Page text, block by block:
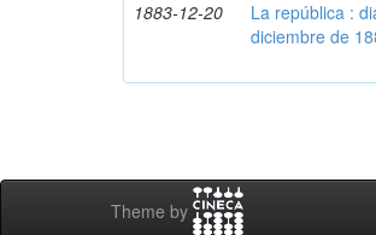
1883-12-20
La república :
diciembre de
Theme by